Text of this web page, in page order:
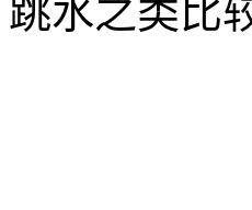
跳水之类比